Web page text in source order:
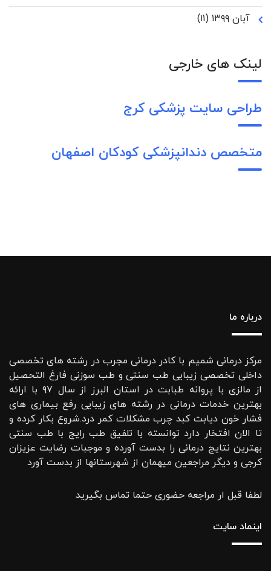
آبان ۱۳۹۹
(۱۱)
لینک های خارجی
طراحی سایت پزشکی کرج
متخصص دندانپزشکی کودکان اصفهان
درباره ما
مرکز درمانی شمیم با کادر درمانی مجرب در رشته های تخصصی
داخلی تخصصی زیبایی طب سنتی و طب سوزنی فارغ التحصیل
از مالزی با پروانه طبابت در استان البرز از سال ۹۷ با ارائه
بهترین خدمات درمانی در رشته‌ های زیبایی رفع بیماری های
فشار خون دیابت کبد چرب مشکلات کمر درد.شروع بکار کرده و
تا الان افتخار دارد توانسته با تلفیق طب رایج با طب سنتی
بهترین نتایج درمانی را بدست آورده و موجبات رضایت عزیزان
کرجی و دیگر مراجعین میهمان از شهرستانها از بدست آورد
لطفا قبل ار مراجعه حضوری حتما تماس بگیرید
اینماد سایت